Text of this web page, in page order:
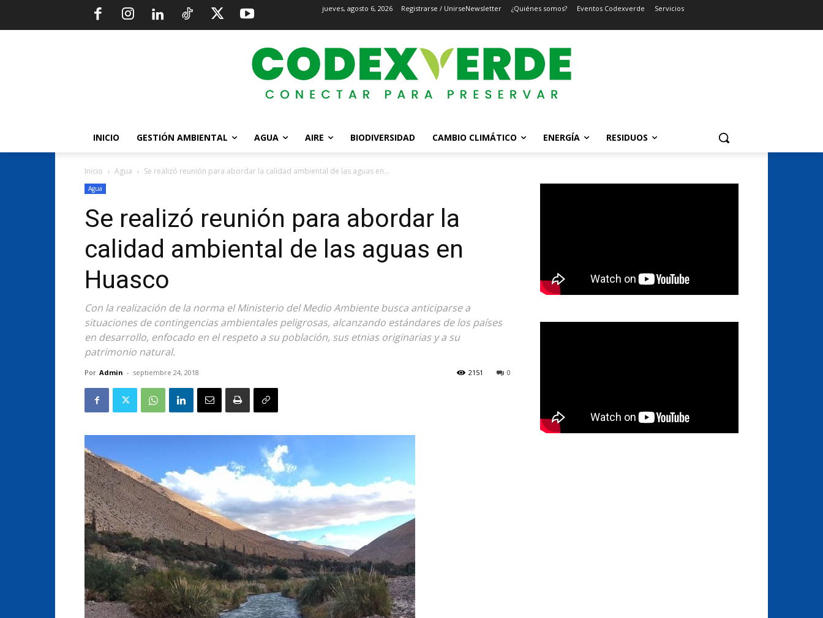
jueves, agosto 6, 2026 Registrarse / UnirseNewsletter ¿Quiénes somos? Eventos Codexverde Servicios
INICIO GESTIÓN AMBIENTAL AGUA AIRE BIODIVERSIDAD CAMBIO CLIMÁTICO ENERGÍA RESIDUOS
Inicio Agua Se realizó reunión para abordar la calidad ambiental de las aguas en...
Agua
Se realizó reunión para abordar la
calidad ambiental de las aguas en
Huasco
Con la realización de la norma el Ministerio del Medio Ambiente busca anticiparse a
situaciones de contingencias ambientales peligrosas, alcanzando estándares de los países
en desarrollo, enfocado en el respeto a su población, sus etnias originarias y a su
patrimonio natural.
Por Admin - septiembre 24, 2018 0
2151